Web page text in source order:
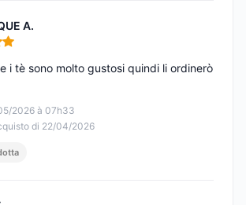
A.
5
2026 à 07h33
di 22/04/2026
i tè sono molto gustosi quindi li ordinerò